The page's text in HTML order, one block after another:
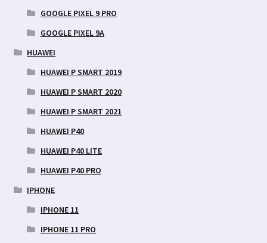
GOOGLE PIXEL 9 PRO
GOOGLE PIXEL 9A
HUAWEI
HUAWEI P SMART 2019
HUAWEI P SMART 2020
HUAWEI P SMART 2021
HUAWEI P40
HUAWEI P40 LITE
HUAWEI P40 PRO
IPHONE
IPHONE 11
IPHONE 11 PRO